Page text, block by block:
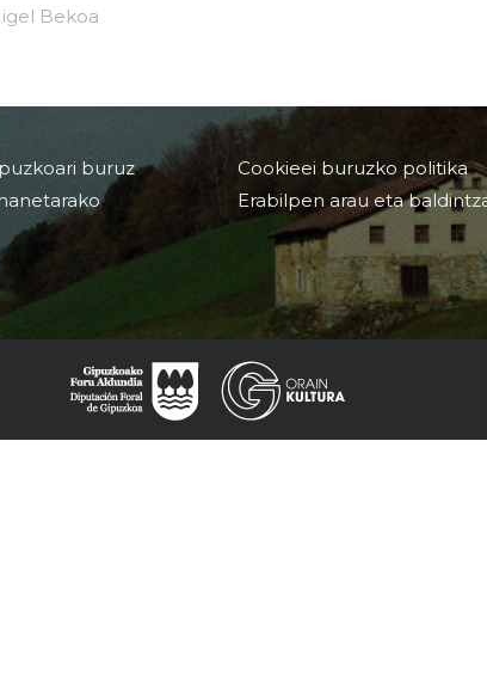
buruz
Cookieei buruzko politika
Erabilpen arau eta